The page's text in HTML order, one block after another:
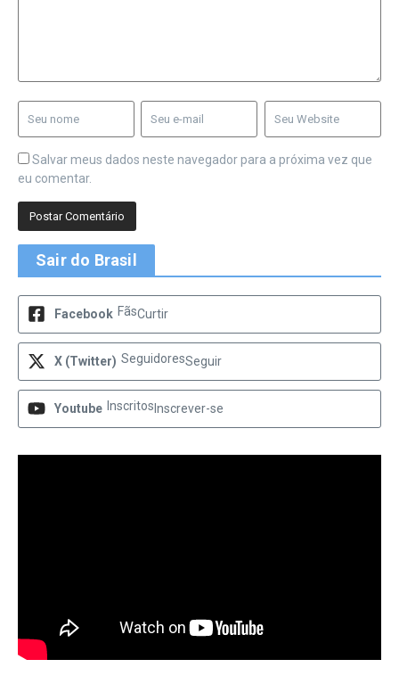
Salvar meus dados neste navegador para a próxima vez que
eu comentar.
Sair do Brasil
Facebook FãsCurtir
X (Twitter) SeguidoresSeguir
Youtube Inscritos Inscrever-se